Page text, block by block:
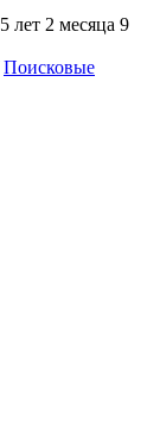
лет 2 месяца 9
Поисковые